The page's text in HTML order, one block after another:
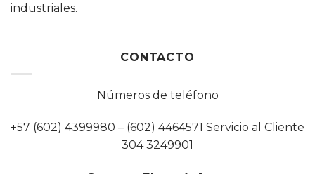
industriales.
CONTACTO
Números de teléfono
+57 (602) 4399980 – (602) 4464571 Servicio al Cliente
304 3249901